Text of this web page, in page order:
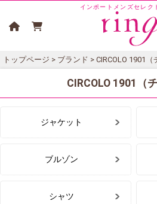
インポートメンズセレク
トップページ > ブランド > CIRCOLO 1901（
CIRCOLO 1901（
ジャケット
ブルゾン
シャツ